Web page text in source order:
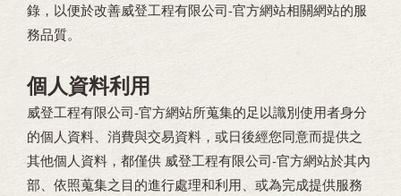
錄，以便於改善威登工程有限公司-官方網站相關網站的服
務品質。
個人資料利用
威登工程有限公司-官方網站所蒐集的足以識別使用者身分
的個人資料、消費與交易資料，或日後經您同意而提供之
其他個人資料，都僅供 威登工程有限公司-官方網站於其內
部、依照蒐集之目的進行處理和利用、或為完成提供服務